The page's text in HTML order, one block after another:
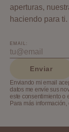
aperturas,
haciendo para ti.
EMAIL:
Enviar
Enviando mi email
datos me envíe sus
este consentimiento o
Para más información,